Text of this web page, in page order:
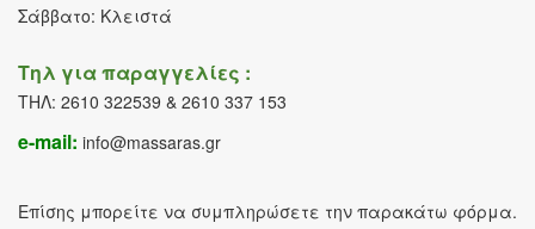
Σάββατο: Κλειστά
Τηλ για παραγγελίες :
ΤΗΛ: 2610 322539 & 2610 337 153
e-mail: info@massaras.gr
Επίσης μπορείτε να συμπληρώσετε την παρακάτω φόρμα.